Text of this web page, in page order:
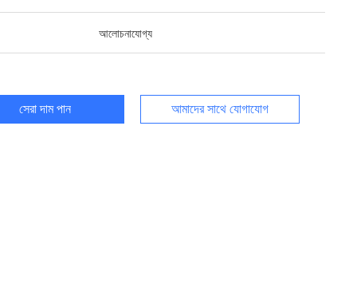
আলোচনাযোগ্য
সেরা দাম পান আমাদের সাথে যোগাযোগ